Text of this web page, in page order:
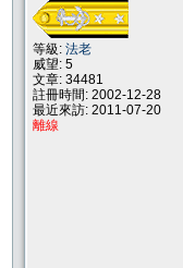
等級: 法老
威望: 5
文章: 34481
註冊時間: 2002-12-28
最近來訪: 2011-07-20
離線